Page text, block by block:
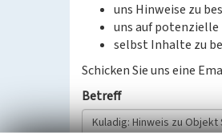
uns Hinweise zu
uns auf potenzielle
selbst Inhalte zu
Schicken Sie uns eine
Betreff